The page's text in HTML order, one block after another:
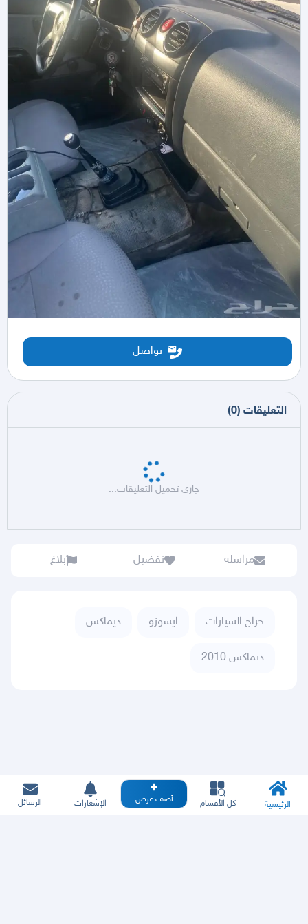
تواصل
التعليقات (
0
)
جاري تحميل التعليقات...
مراسلة تفضيل بلاغ
حراج السيارات ايسوزو ديماكس
ديماكس 2010
الرئيسية كل الأقسام أضف عرض الإشعارات الرسائل